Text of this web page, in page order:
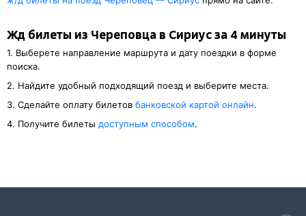
Жд билеты из Череповца в Сириус за 4 минуты
1. Выберете направление маршрута и дату поездки в форме
поиска.
2. Найдите удобный подходящий поезд и выберите места.
3. Cделайте оплату билетов банковской картой онлайн.
4. Получите билеты доступным способом.